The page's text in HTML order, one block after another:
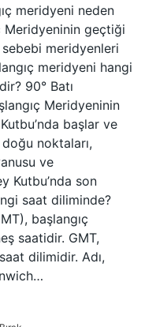
meridyeni neden
​​Meridyeninin geçtiği
meridyenleri
meridyeni hangi
90° Batı
​​Meridyeninin
başlar ve
doğu noktaları,
ve
Kutbu’nda son
saat diliminde?
başlangıç
saatidir. GMT,
dilimidir. Adı,